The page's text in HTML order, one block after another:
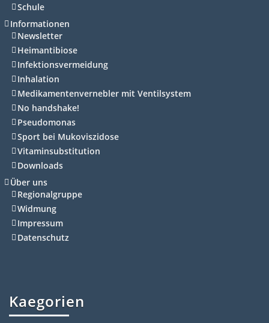
Schule
Informationen
Newsletter
Heimantibiose
Infektionsvermeidung
Inhalation
Medikamentenvernebler mit Ventilsystem
No handshake!
Pseudomonas
Sport bei Mukoviszidose
Vitaminsubstitution
Downloads
Über uns
Regionalgruppe
Widmung
Impressum
Datenschutz
Kaegorien